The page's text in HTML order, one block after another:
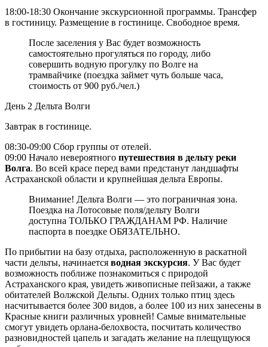
18:00-18:30 Окончание экскурсионной программы. Трансфер
в гостиницу. Размещение в гостинице. Свободное время.
После заселения у Вас будет возможность
самостоятельно прогуляться по городу, либо
совершить водную прогулку по Волге на
трамвайчике (поездка займет чуть больше часа,
стоимость от 900 руб./чел.)
День 2 Дельта Волги
Завтрак в гостинице.
08:30-09:00 Сбор группы от отелей.
09:00 Начало невероятного путешествия в дельту реки
Волга. Во всей красе перед вами предстанут ландшафты
Астраханской области и крупнейшая дельта Европы.
Внимание! Дельта Волги — это пограничная зона.
Поездка на Лотосовые поля/дельту Волги
доступна ТОЛЬКО ГРАЖДАНАМ РФ. Наличие
паспорта в поездке ОБЯЗАТЕЛЬНО.
По прибытии на базу отдыха, расположенную в раскатной
части дельты, начинается водная экскурсия. У Вас будет
возможность поближе познакомиться с природой
Астраханского края, увидеть живописные пейзажи, а также
обитателей Волжской Дельты. Одних только птиц здесь
насчитывается более 300 видов, а более 100 из них занесены в
Красные книги различных уровней! Самые внимательные
смогут увидеть орлана-белохвоста, посчитать количество
разновидностей цапель и загадать желание на плещущуюся